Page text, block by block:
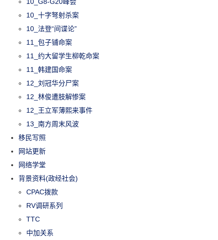
10_十字弩射杀案
10_法登“间谍论”
11_包子铺命案
11_约大留学生柳乾命案
11_韩建国命案
12_刘冠华分尸案
12_林俊遭肢解惨案
12_王立军薄熙来事件
13_南方周末风波
移民写照
网站更新
网络学堂
背景资料(政经社会)
CPAC拨款
RV调研系列
TTC
中加关系